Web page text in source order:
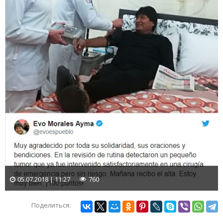
05.07.2018 | 11:27 760
Поделиться: